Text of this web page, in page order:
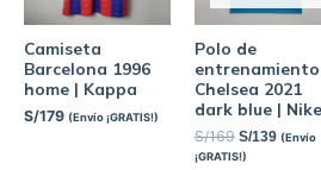
Camiseta
Barcelona 1996
home | Kappa
S/179 (Envío ¡GRATIS!)
Polo de
entrenamiento
Chelsea 2021
dark blue | Nike
S/169 S/139 (Envío
¡GRATIS!)